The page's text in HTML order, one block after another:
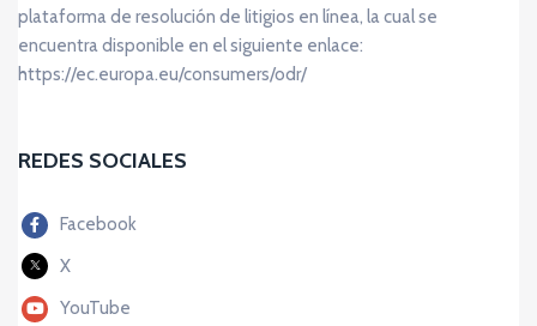
plataforma de resolución de litigios en línea, la cual se
encuentra disponible en el siguiente enlace:
https://ec.europa.eu/consumers/odr/
REDES SOCIALES
Facebook
X
YouTube